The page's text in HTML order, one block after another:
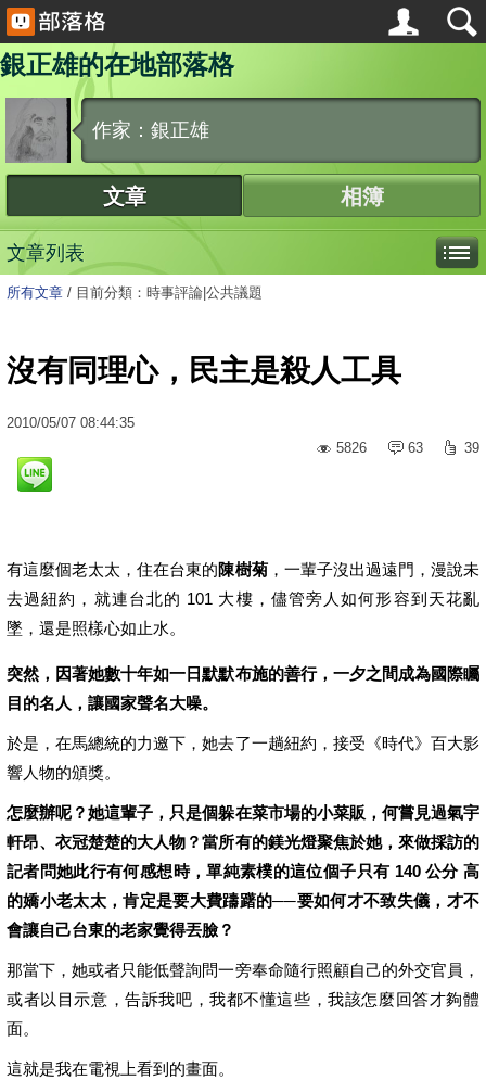
銀正雄的在地部落格
作家：銀正雄
文章 相簿
文章列表
所有文章 / 目前分類：時事評論|公共議題
沒有同理心，民主是殺人工具
2010/05/07 08:44:35
5826
63 39
有這麼個老太太，住在台東的陳樹菊，一輩子沒出過遠門，漫說未
去過紐約，就連台北的 101 大樓，儘管旁人如何形容到天花亂
墜，還是照樣心如止水。
突然，因著她數十年如一日默默布施的善行，一夕之間成為國際矚
目的名人，讓國家聲名大噪。
於是，在馬總統的力邀下，她去了一趟紐約，接受《時代》百大影
響人物的頒獎。
怎麼辦呢？她這輩子，只是個躲在菜市場的小菜販，何嘗見過氣宇
軒昂、衣冠楚楚的大人物？當所有的鎂光燈聚焦於她，來做採訪的
記者問她此行有何感想時，單純素樸的這位個子只有 140 公分 高
的嬌小老太太，肯定是要大費躊躇的──要如何才不致失儀，才不
會讓自己台東的老家覺得丟臉？
那當下，她或者只能低聲詢問一旁奉命隨行照顧自己的外交官員，
或者以目示意，告訴我吧，我都不懂這些，我該怎麼回答才夠體
面。
這就是我在電視上看到的畫面。